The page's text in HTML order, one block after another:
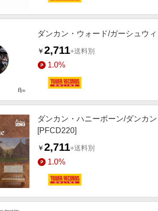
ダンカン・ウォード/ガーシュウ
￥2,711+送料別
1.0%
ダンカン・ハニーボーン/ダンカ
[PFCD220]
￥2,711+送料別
1.0%